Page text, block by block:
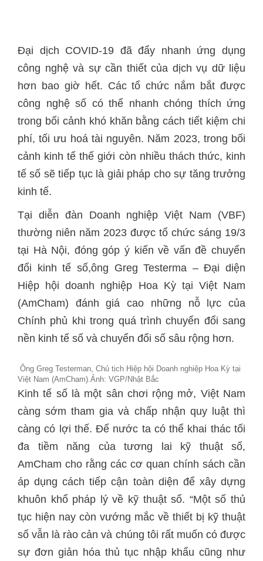
Đại dịch COVID-19 đã đẩy nhanh ứng dụng
công nghệ và sự cần thiết của dịch vụ dữ liệu
hơn bao giờ hết. Các tổ chức nắm bắt được
công nghệ số có thể nhanh chóng thích ứng
trong bối cảnh khó khăn bằng cách tiết kiệm chi
phí, tối ưu hoá tài nguyên. Năm 2023, trong bối
cảnh kinh tế thế giới còn nhiều thách thức, kinh
tế số sẽ tiếp tục là giải pháp cho sự tăng trưởng
kinh tế.
Tại diễn đàn Doanh nghiệp Việt Nam (VBF)
thường niên năm 2023 được tổ chức sáng 19/3
tại Hà Nội, đóng góp ý kiến về vấn đề chuyển
đổi kinh tế số,ông Greg Testerma – Đại diện
Hiệp hội doanh nghiệp Hoa Kỳ tại Việt Nam
(AmCham) đánh giá cao những nỗ lực của
Chính phủ khi trong quá trình chuyển đổi sang
nền kinh tế số và chuyển đổi số sâu rộng hơn.
Ông Greg Testerman, Chủ tịch Hiệp hội Doanh nghiệp Hoa Kỳ tại
Việt Nam (AmCham).Ảnh: VGP/Nhật Bắc
Kinh tế số là một sân chơi rộng mở, Việt Nam
càng sớm tham gia và chấp nhận quy luật thì
càng có lợi thế. Để nước ta có thể khai thác tối
đa tiềm năng của tương lai kỹ thuật số,
AmCham cho rằng các cơ quan chính sách cần
áp dụng cách tiếp cận toàn diện để xây dựng
khuôn khổ pháp lý về kỹ thuật số. “Một số thủ
tục hiện nay còn vướng mắc về thiết bị kỹ thuật
số vẫn là rào cản và chúng tôi rất muốn có được
sự đơn giản hóa thủ tục nhập khẩu cũng như